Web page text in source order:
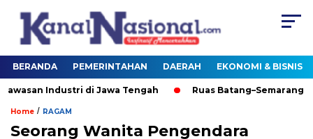
BERANDA PEMERINTAHAN DAERAH EKONOMI & BISNIS
Industri di Jawa Tengah Ruas Batang–Semarang
Home / RAGAM
Seorang Wanita Pengendara